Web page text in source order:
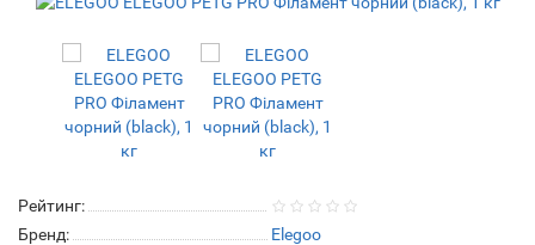
Рейтинг:
Бренд:
Elegoo